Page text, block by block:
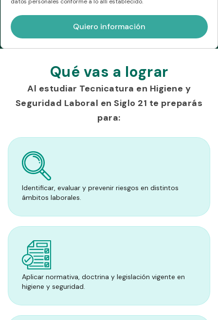
Qué vas a lograr
Al estudiar Tecnicatura en Higiene y
Seguridad Laboral en Siglo 21 te preparás
para:
Identificar, evaluar y prevenir riesgos en distintos
ámbitos laborales.
Aplicar normativa, doctrina y legislación vigente en
higiene y seguridad.